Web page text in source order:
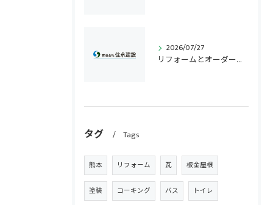
2026/07/27
リフォームとオーダー住宅の費用や後悔しない選び方を徹底比較
タグ Tags
熊本 リフォーム 瓦 板金屋根
塗装 コーキング バス トイレ